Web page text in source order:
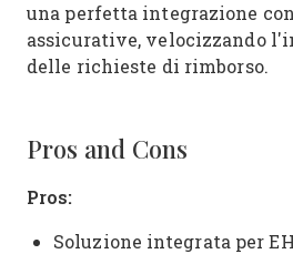
una perfetta integrazione
assicurative, velocizzando
delle richieste di rimborso.
Pros and Cons
Pros:
Soluzione integrata per